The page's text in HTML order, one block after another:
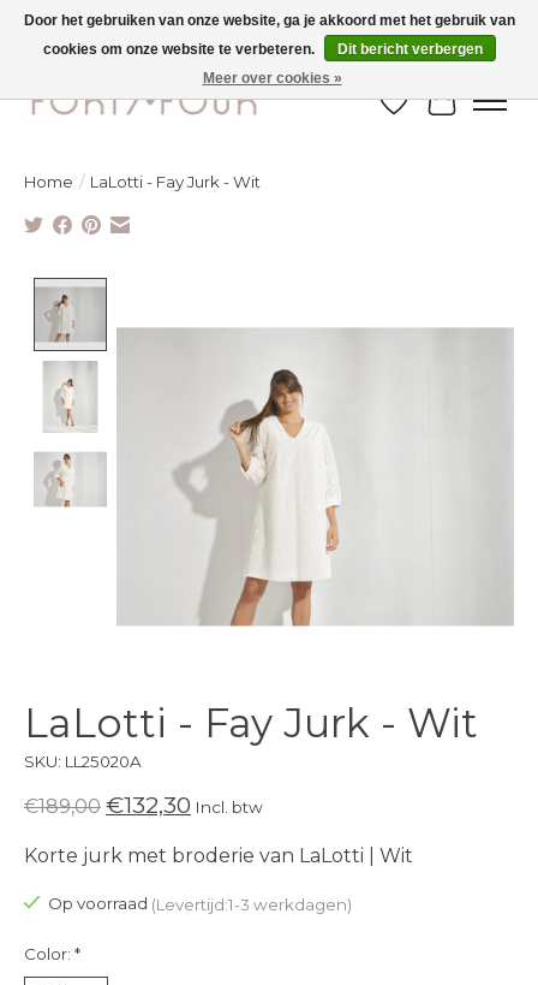
Ontdek de nieuwe najaarscollectie nu in de winkel - selectie online
Verlanglijst
Home / LaLotti - Fay Jurk - Wit
LaLotti - Fay Jurk - Wit
SKU: LL25020A
€189,00 €132,30 Incl. btw
Korte jurk met broderie van LaLotti | Wit
Op voorraad (Levertijd:1-3 werkdagen)
Color: *
Door het gebruiken van onze website, ga je akkoord met het gebruik van
cookies om onze website te verbeteren.
Dit bericht verbergen
Meer over cookies »